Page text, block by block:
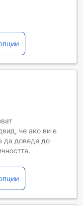
че ако ви е
да доведе до
легла
за възрастни
зависи от
вижте